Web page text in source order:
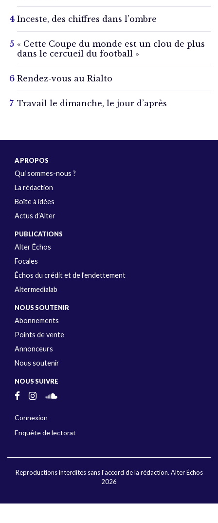
Inceste, des chiffres dans l’ombre
« Cette Coupe du monde est un clou de plus
dans le cercueil du football »
Rendez-vous au Rialto
Travail le dimanche, le jour d’après
A PROPOS
Qui sommes-nous ?
La rédaction
Boîte à idées
Actus d’Alter
PUBLICATIONS
Alter Échos
Focales
Échos du crédit et de l’endettement
Altermedialab
NOUS SOUTENIR
Abonnements
Points de vente
Annonceurs
Nous soutenir
NOUS SUIVRE
Connexion
Enquête de lectorat
Reproductions interdites sans l'accord de la rédaction. Alter Échos
2026